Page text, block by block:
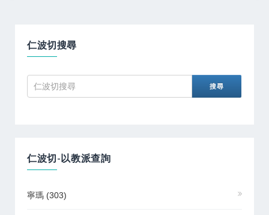
仁波切搜尋
仁波切-以教派查詢
寧瑪 (303)